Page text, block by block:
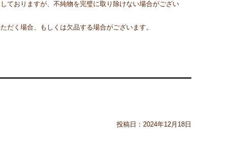
ておりますが、不純物を完璧に取り除けない場合がござい
だく場合、もしくは欠品する場合がございます。
投稿日： 2024年12月18日